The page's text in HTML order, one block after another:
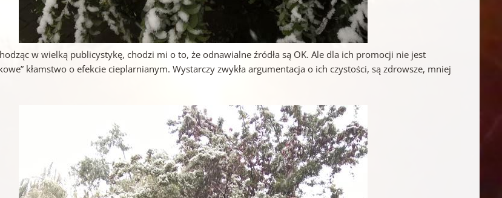
w wielką publicystykę, chodzi mi o to, że odnawialne źródła są OK. Ale dla ich promocji nie jest
kłamstwo o efekcie cieplarnianym. Wystarczy zwykła argumentacja o ich czystości, są zdrowsze, mniej